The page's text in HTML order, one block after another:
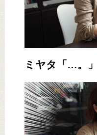
ミヤタ「…。」